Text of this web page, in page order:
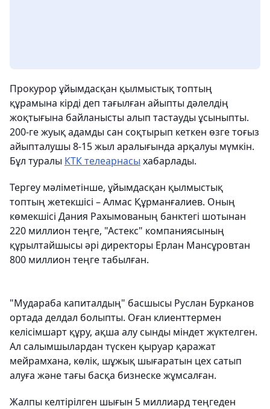
Прокурор ұйымдасқан қылмыстық топтың
құрамына кірді деп тағылған айыпты дәлелдің
жоқтығына байланысты алып тастауды ұсыныпты.
200-ге жуық адамды сан соқтырып кеткен өзге тоғыз
айыпталушы 8-15 жыл аралығында арқалуы мүмкін.
Бұл туралы КТК телеарнасы хабарлады.
Тергеу мәліметінше, ұйымдасқан қылмыстық
топтың жетекшісі – Алмас Құрманғалиев. Оның
көмекшісі Дания Рахымованың банктегі шотынан
220 миллион теңге, "Астекс" компаниясының
құрылтайшысы әрі директоры Ерлан Мансұровтан
800 миллион теңге табылған.
"Мудараба капиталдың" басшысы Руслан Бурканов
ортада делдал болыпты. Оған клиенттермен
келісімшарт құру, ақша алу сынды міндет жүктелген.
Ал салымшылардан түскен қыруар қаражат
мейрамхана, көлік, шұжық шығаратын цех сатып
алуға және тағы басқа бизнеске жұмсалған.
Жалпы келтірілген шығын 5 миллиард теңгеден